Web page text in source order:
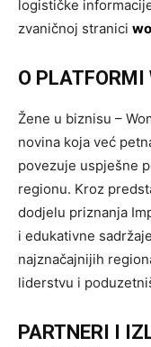
logističke
zvaničnoj stranici
O
Žene u biznisu –
novina koja već
povezuje uspješne
regionu. Kroz
dodjelu priznanja
i edukativne
najznačajnijih
liderstvu i
PARTNERI I